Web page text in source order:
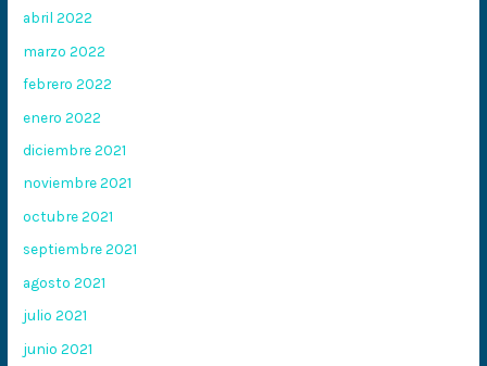
abril 2022
marzo 2022
febrero 2022
enero 2022
diciembre 2021
noviembre 2021
octubre 2021
septiembre 2021
agosto 2021
julio 2021
junio 2021